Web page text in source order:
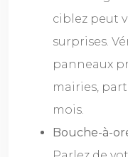
ciblez peut
surprises.
panneaux
mairies,
mois.
Bouche-à-